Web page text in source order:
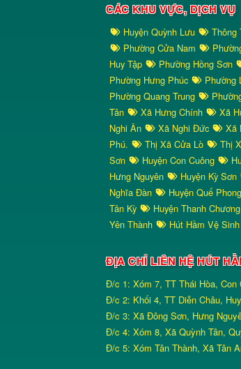
CÁC KHU VỰC, DỊCH VỤ
Huyện Quỳnh Lưu Thông
Phường Cửa Nam
Huy Tập
Phường Hồng Sơn
Phường Hưng Phúc
Phường
Phường Quang Trung
Tân
Xã Hưng Chính Xã
Nghi Ân
Xã Nghi Đức Xã
Phú.
Thị Xã Cửa Lò Thị
Sơn
Huyện Con Cuông
Hưng Nguyên
Huyện Kỳ Sơn
Nghĩa Đàn
Huyện Quế Phong
Tân Kỳ
Huyện Thanh Chương
Yên Thành
Hút Hầm Vệ Sinh
ĐỊA CHỈ LIÊN HỆ HÚT
Đ/c 1: Xóm 7, TT Thái Hòa, Con
Đ/c 2: Khối 4, TT Diễn Châu,
Đ/c 3: Xã Đông Sơn, Hưng
Đ/c 4: Xóm 8, Xã Quỳnh Tân,
Đ/c 5: Xóm Tân Thành, Xã Tân